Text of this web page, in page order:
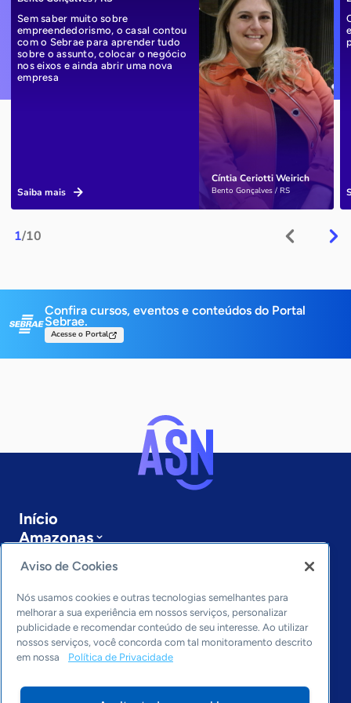
1/10
Cíntia Ceriotti Weirich
Bento Gonçalves / RS
Sem saber muito sobre
empreendedorismo, o casal contou
com o Sebrae para aprender tudo
sobre o assunto, colocar o negócio
nos eixos e ainda abrir uma nova
empresa
Saiba mais
Confira cursos, eventos e conteúdos do Portal
Sebrae.
Acesse o Portal
Início
Amazonas
Sobre a ASN
Últimas notícias
Entre em contato
Editorias
Economia & Política
Inovação & Tecnologia
Cultura empreendedora
Aviso de Cookies
Nós usamos cookies e outras tecnologias semelhantes para
melhorar a sua experiência em nossos serviços, personalizar
publicidade e recomendar conteúdo de seu interesse. Ao utilizar
nossos serviços, você concorda com tal monitoramento descrito
em nossa
Política de Privacidade